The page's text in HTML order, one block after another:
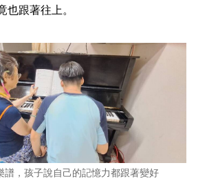
也跟著往上。
譜，孩子說自己的記憶力都跟著變好